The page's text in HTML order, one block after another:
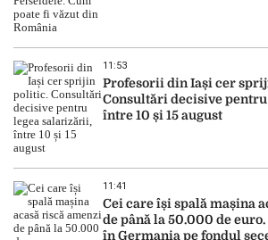
11:53
Profesorii din Iași cer
Consultări decisive
între 10 și 15 august
11:41
Cei care își spală mașina
de până la 50.000 de
în Germania pe fondul